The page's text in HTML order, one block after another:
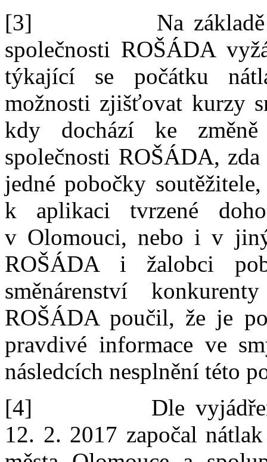
[3]
Na
společnosti ROŠÁDA
týkající se počátku
možnosti zjišťovat kurzy
kdy dochází ke
společnosti ROŠÁDA,
jedné pobočky
k
aplikaci tvrzené
v Olomouci, nebo i v
ROŠÁDA i žalobci
směnárenství
ROŠÁDA poučil, že je
pravdivé informace ve sm
následcích nesplnění této
[4]
Dle
12. 2. 2017 započal